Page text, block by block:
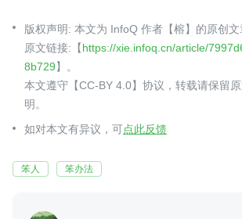
版权声明: 本文为 InfoQ 作者【榕】的原创文
原文链接:【https://xie.infoq.cn/article/
8b729】。
本文遵守【CC-BY 4.0】协议，转载请保留
明。
如对本文有异议，可点此反馈
笨人 笨办法